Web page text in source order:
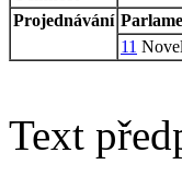
Projednávání
11
Text